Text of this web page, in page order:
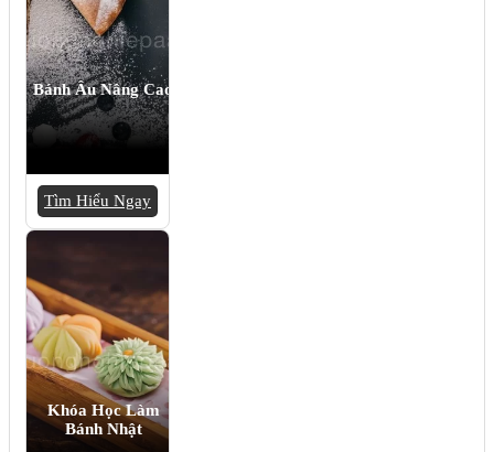
Bánh Âu Nâng Cao
Tìm Hiểu Ngay
Khóa Học Làm
Bánh Nhật